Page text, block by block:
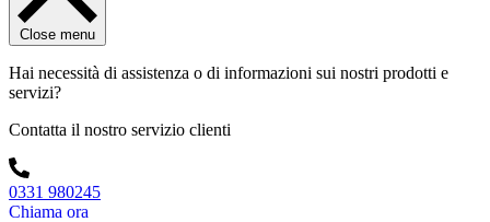
Close menu
Hai necessità di assistenza o di informazioni sui nostri prodotti e
servizi?
Contatta il nostro servizio clienti
0331 980245
Chiama ora